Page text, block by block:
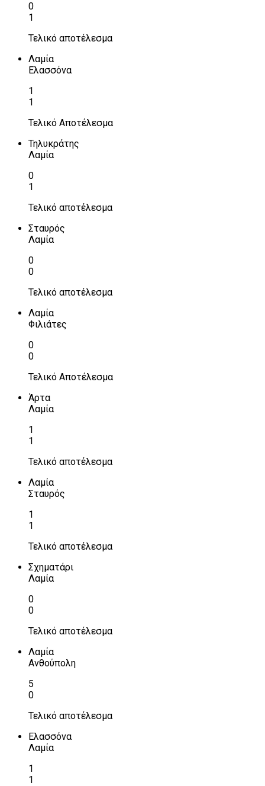
0
1
Τελικό αποτέλεσμα
Λαμία
Ελασσόνα
1
1
Τελικό Αποτέλεσμα
Τηλυκράτης
Λαμία
0
1
Τελικό αποτέλεσμα
Σταυρός
Λαμία
0
0
Τελικό αποτέλεσμα
Λαμία
Φιλιάτες
0
0
Τελικό Αποτέλεσμα
Άρτα
Λαμία
1
1
Τελικό αποτέλεσμα
Λαμία
Σταυρός
1
1
Τελικό αποτέλεσμα
Σχηματάρι
Λαμία
0
0
Τελικό αποτέλεσμα
Λαμία
Ανθούπολη
5
0
Τελικό αποτέλεσμα
Ελασσόνα
Λαμία
1
1